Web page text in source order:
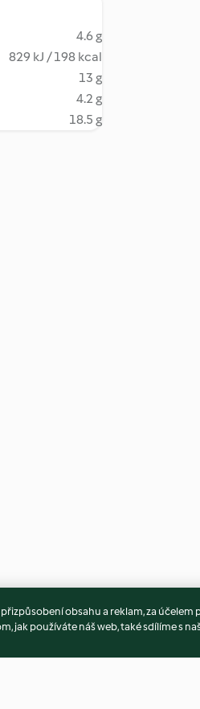
4.6 g
829 kJ / 198 kcal
13 g
4.2 g
18.5 g
obsahu a reklam, za
jak používáte náš web, také sdílíme s